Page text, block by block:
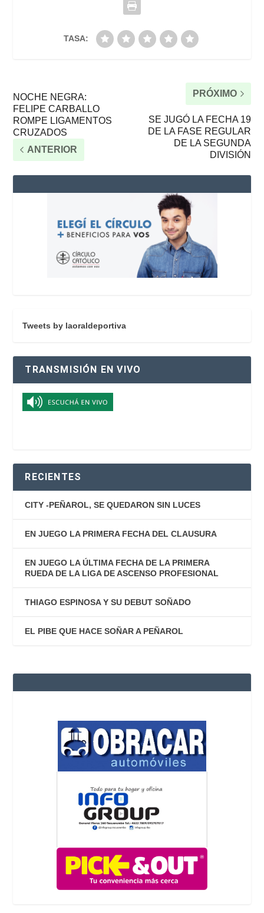
TASA:
NOCHE NEGRA:
FELIPE CARBALLO
ROMPE LIGAMENTOS
CRUZADOS
ANTERIOR
PRÓXIMO
SE JUGÓ LA FECHA 19
DE LA FASE REGULAR
DE LA SEGUNDA
DIVISIÓN
Tweets by laoraldeportiva
TRANSMISIÓN EN VIVO
RECIENTES
CITY -PEÑAROL, SE QUEDARON SIN LUCES
EN JUEGO LA PRIMERA FECHA DEL CLAUSURA
EN JUEGO LA ÚLTIMA FECHA DE LA PRIMERA
RUEDA DE LA LIGA DE ASCENSO PROFESIONAL
THIAGO ESPINOSA Y SU DEBUT SOÑADO
EL PIBE QUE HACE SOÑAR A PEÑAROL